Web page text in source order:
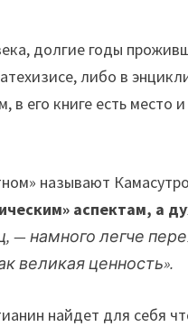
долгие годы
либо в
его книге есть место
называют
аспектам, а
намного легче
великая ценность».
найдет для себя